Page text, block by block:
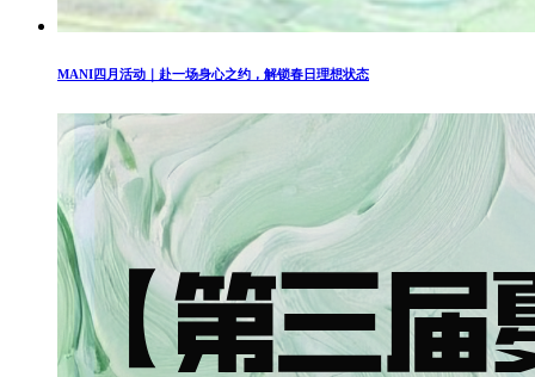
MANI四月活动｜赴一场身心之约，解锁春日理想状态